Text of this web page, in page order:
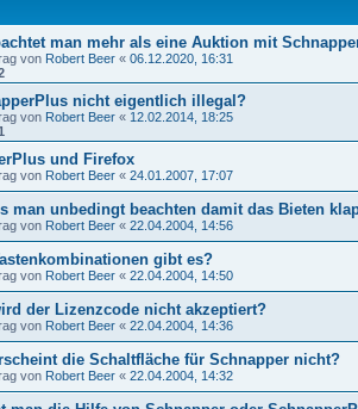
man mehr als eine Auktion mit
von Robert Beer « 06.12.2020, 16:31
nicht eigentlich illegal?
von Robert Beer « 12.02.2014, 18:25
und Firefox
von Robert Beer « 24.01.2007, 17:07
man unbedingt beachten damit das Bieten
von Robert Beer « 22.04.2004, 14:56
gibt es?
von Robert Beer « 22.04.2004, 14:50
der Lizenzcode nicht akzeptiert?
von Robert Beer « 22.04.2004, 14:36
die Schaltfläche für Schnapper nicht?
von Robert Beer « 22.04.2004, 14:32